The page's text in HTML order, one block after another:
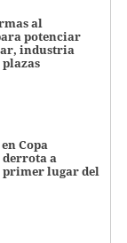
al
potenciar
industria
Copa
a
primer lugar del